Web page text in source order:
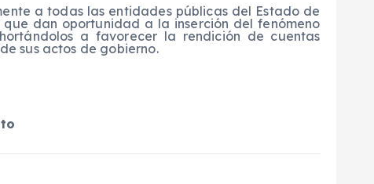
a todas las entidades públicas del Estado de
dan oportunidad a la inserción del fenómeno
a favorecer la rendición de cuentas
sus actos de gobierno.